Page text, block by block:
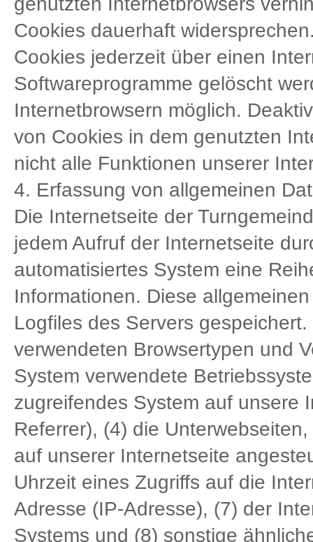
Cookies dauerhaft
Cookies jederzeit über einen
Softwareprogramme gelöscht
Internetbrowsern möglich.
von Cookies in dem genutzten
nicht alle Funktionen unserer
4. Erfassung von allgemeinen
Die Internetseite der
jedem Aufruf der Internetseite
automatisiertes System eine
Informationen. Diese
Logfiles des Servers
verwendeten Browsertypen und
System verwendete
zugreifendes System auf unsere
Referrer), (4) die
auf unserer Internetseite
Uhrzeit eines Zugriffs auf die
Adresse (IP-Adresse), (7) der
Systems und (8) sonstige